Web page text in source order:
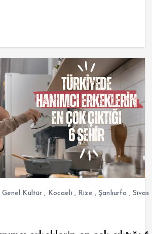
Genel Kültür , Kocaeli , Rize , Şanlıurfa , Sivas